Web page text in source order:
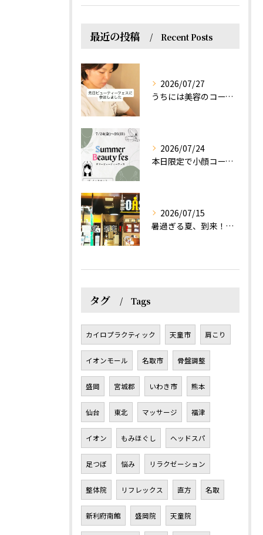
最近の投稿 Recent Posts
2026/07/27
うちには美容のコースもあるって伝えなきゃ！えっほっえxty
2026/07/24
本日限定で小顔コース体験(ワンコイン)実施します！
2026/07/15
暑過ぎる夏、到来！だるさを感じる方は、結構不足！？
タグ Tags
カイロプラクティック 天童市 肩こり
イオンモール 名取市 骨盤調整
盛岡 宮城郡 いわき市 熊本
仙台 東北 マッサージ 福津
イオン もみほぐし ヘッドスパ
足つぼ 悩み リラクゼーション
整体院 リフレックス 直方 名取
新利府南館 盛岡院 天童院